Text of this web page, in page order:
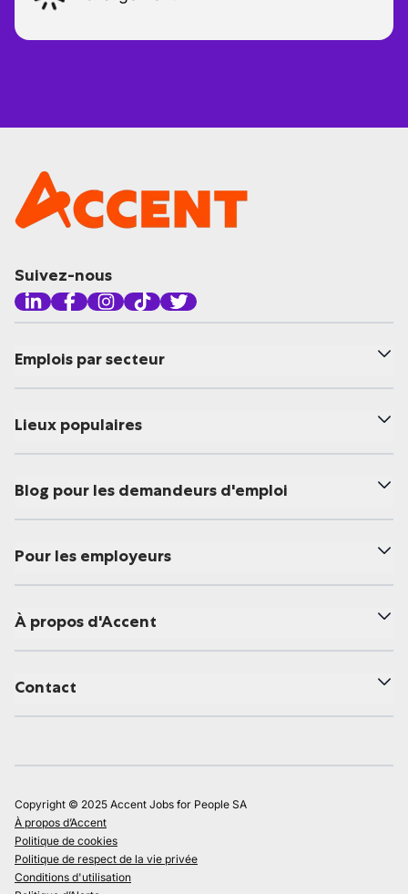
Suivez-nous
Emplois par secteur
Lieux populaires
Blog pour les demandeurs d'emploi
Pour les employeurs
À propos d'Accent
Contact
Copyright © 2025 Accent Jobs for People SA
À propos d’Accent
Politique de cookies
Politique de respect de la vie privée
Conditions d'utilisation